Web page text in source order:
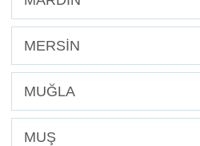
MERSİN
MUĞLA
MUŞ